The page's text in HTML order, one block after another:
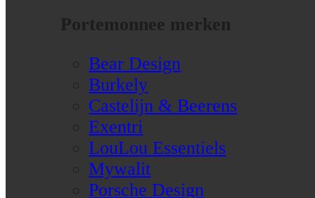
Portemonnee merken
Bear Design
Burkely
Castelijn & Beerens
Exentri
LouLou Essentiels
Mywalit
Porsche Design